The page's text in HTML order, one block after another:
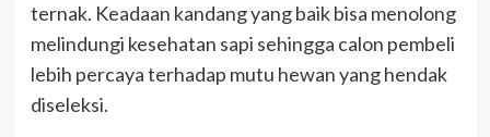
ternak. Keadaan kandang yang baik bisa menolong
melindungi kesehatan sapi sehingga calon pembeli
lebih percaya terhadap mutu hewan yang hendak
diseleksi.